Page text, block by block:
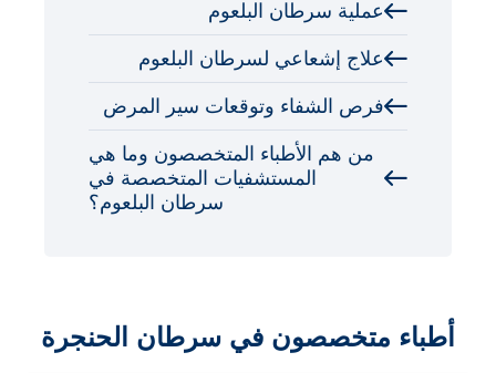
عملية سرطان البلعوم
علاج إشعاعي لسرطان البلعوم
فرص الشفاء وتوقعات سير المرض
من هم الأطباء المتخصصون وما هي
المستشفيات المتخصصة في
سرطان البلعوم؟
أطباء متخصصون في سرطان الحنجرة